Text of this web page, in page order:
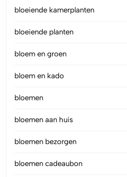
bloeiende kamerplanten
bloeiende planten
bloem en groen
bloem en kado
bloemen
bloemen aan huis
bloemen bezorgen
bloemen cadeaubon